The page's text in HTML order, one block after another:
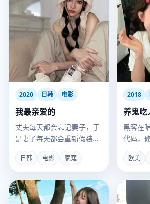
2020 日韩 电影
我最亲爱的
丈夫每天都会忘记妻子，于
是妻子每天都会重新假装成
陌生人，与他“初遇”。
日韩 电影 家庭
2018
养鬼吃
黑客在
代码，
了现实
欧美